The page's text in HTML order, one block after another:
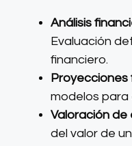
Análisis
Evaluación
financiero.
Proyecciones
modelos para
Valoración de
del valor de